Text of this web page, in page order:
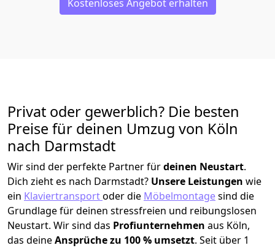
Kostenloses Angebot erhalten
Privat oder gewerblich? Die besten
Preise für deinen Umzug von Köln
nach Darmstadt
Wir sind der perfekte Partner fürdeinen Neustart.
Dich zieht es nach Darmstadt? Unsere Leistungen wie
ein Klaviertransportoder die Möbelmontagesind die
Grundlage für deinen stressfreien und reibungslosen
Neustart. Wir sind das Profiunternehmen aus Köln,
das deineAnsprüche zu 100 % umsetzt. Seit über 1